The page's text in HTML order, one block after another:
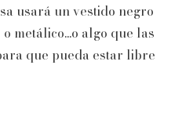
usará un vestido negro
metálico...o algo que las
que pueda estar libre